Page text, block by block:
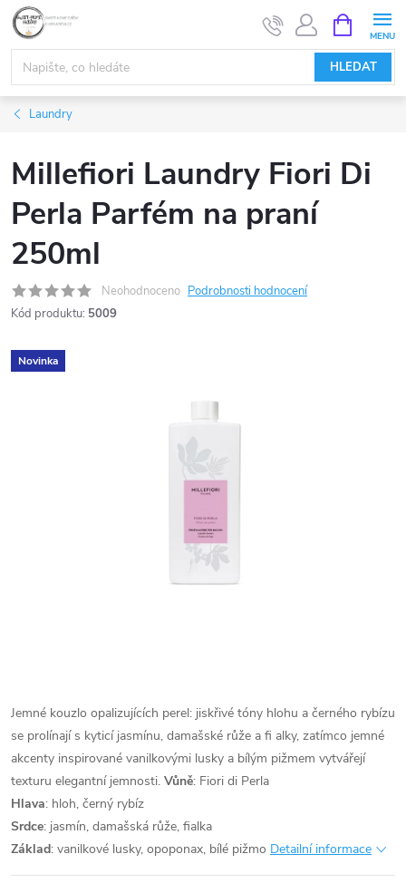
Přejít
obsah
HLEDAT
NÁKUPNÍ
KOŠÍK
Laundry
Millefiori Laundry Fiori Di
Perla Parfém na praní
250ml
Neohodnoceno Podrobnosti hodnocení
Kód produktu: 5009
Novinka
Jemné kouzlo opalizujících perel: jiskřivé tóny hlohu a černého rybízu
se prolínají s kyticí jasmínu, damašské růže a fi alky, zatímco jemné
akcenty inspirované vanilkovými lusky a bílým pižmem vytvářejí
texturu elegantní jemnosti. Vůně: Fiori di Perla
Hlava: hloh, černý rybíz
Srdce: jasmín, damašská růže, fialka
Základ: vanilkové lusky, opoponax, bílé pižmo Detailní informace